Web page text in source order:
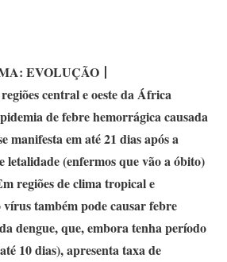
EVOLUÇÃO 丨
central e oeste da África
de febre hemorrágica causada
manifesta em até 21 dias após a
letalidade (enfermos que vão a óbito)
regiões de clima tropical e
também pode causar febre
dengue, que, embora tenha período
10 dias), apresenta taxa de